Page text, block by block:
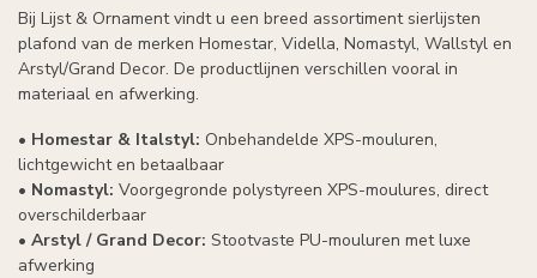
Bij Lijst & Ornament vindt u een breed assortiment sierlijsten
plafond van de merken Homestar, Vidella, Nomastyl, Wallstyl en
Arstyl/Grand Decor. De productlijnen verschillen vooral in
materiaal en afwerking.
• Homestar & Italstyl: Onbehandelde XPS-mouluren,
lichtgewicht en betaalbaar
• Nomastyl: Voorgegronde polystyreen XPS-moulures, direct
overschilderbaar
• Arstyl / Grand Decor: Stootvaste PU-mouluren met luxe
afwerking